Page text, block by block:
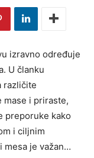
izravno određuje
U članku
različite
i priraste,
preporuke kako
i ciljnim
mesa je važan…